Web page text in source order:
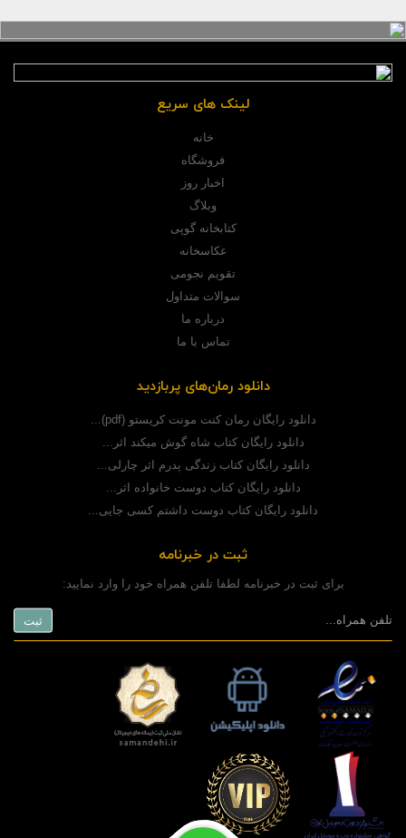
لینک های سریع
خانه
فروشگاه
اخبار روز
وبلاگ
کتابخانه گوپی
عکاسخانه
تقویم نجومی
سوالات متداول
درباره ما
تماس با ما
دانلود رمان‌های پربازدید
دانلود رایگان رمان کنت مونت کریستو (pdf)...
دانلود رایگان کتاب شاه گوش میکند اثر...
دانلود رایگان کتاب زندگی پدرم اثر چارلی...
دانلود رایگان کتاب دوست خانواده اثر...
دانلود رایگان کتاب دوست داشتم کسی جایی...
ثبت در خبرنامه
برای ثبت در خبرنامه لطفا تلفن همراه خود را وارد نمایید: